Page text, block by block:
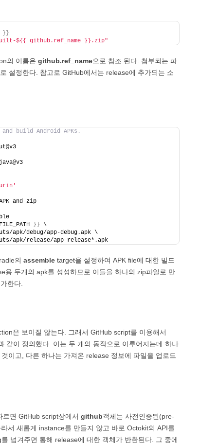
} }
${{ github.ref_name }}.zip"
의 이름은 github.ref_name으로 참조 된다. 첨부되는 파
설정한다. 참고로 GitHub에서는 release에 추가되는 소
build Android APKs.
and zip
} } \
apk/debug/app-debug.apk \
apk/release/app-release*.apk
의 assemble target을 설정하여 APK file에 대한 빌드
용 두개의 apk를 성성하므로 이들을 하나의 zip파일로 만
한다.
은 보이질 않는다. 그래서 GitHub script를 이용해서
같이 정의했다. 이는 두 개의 동작으로 이루어지는데 하나
이고, 다른 하나는 가져온 release 정보에 파일을 업로드
르면 GitHub script상에서 github객체는 사전인증된(pre-
서 새롭게 instance를 만들지 않고 바로 Octokit의 API를
넘겨주면 통해 release에 대한 객체가 반환된다. 그 중에